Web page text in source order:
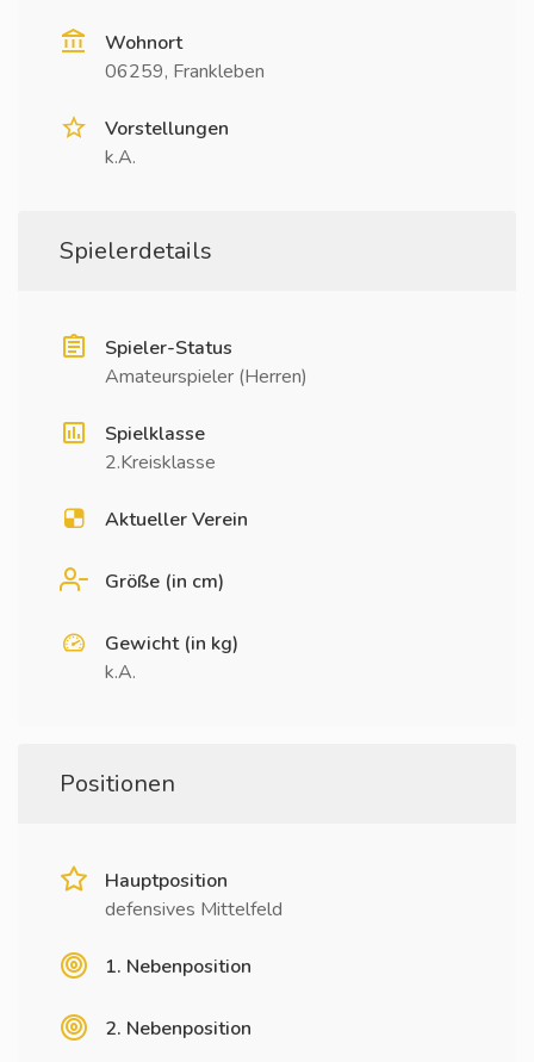
Wohnort
06259, Frankleben
Vorstellungen
k.A.
Spielerdetails
Spieler-Status
Amateurspieler (Herren)
Spielklasse
2.Kreisklasse
Aktueller Verein
Größe (in cm)
Gewicht (in kg)
k.A.
Positionen
Hauptposition
defensives Mittelfeld
1. Nebenposition
2. Nebenposition